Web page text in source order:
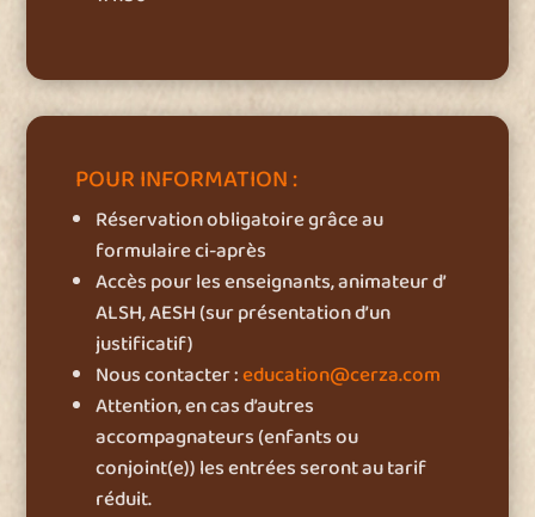
POUR INFORMATION :
Réservation obligatoire grâce au
formulaire ci-après
Accès pour les enseignants, animateur d’
ALSH, AESH (sur présentation d’un
justificatif)
Nous contacter :education@cerza.com
Attention, en cas d’autres
accompagnateurs (enfants ou
conjoint(e)) les entrées seront au tarif
réduit.